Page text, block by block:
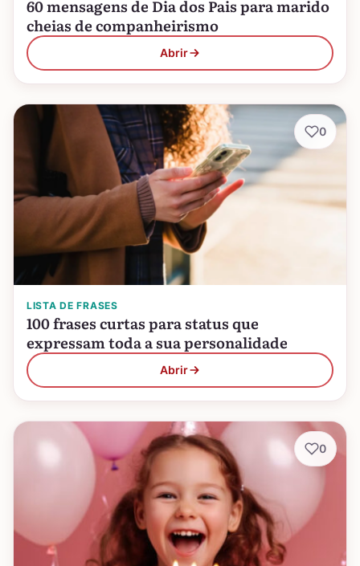
60 mensagens de Dia dos Pais para marido
cheias de companheirismo
Abrir
LISTA DE FRASES
100 frases curtas para status que
expressam toda a sua personalidade
Abrir
0
0